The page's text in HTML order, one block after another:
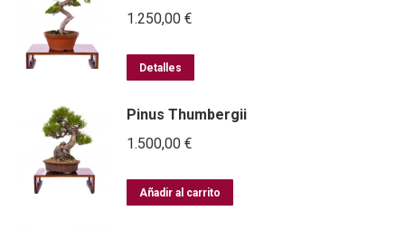
1.250,00 €
Detalles
Pinus Thumbergii
1.500,00 €
Añadir al carrito